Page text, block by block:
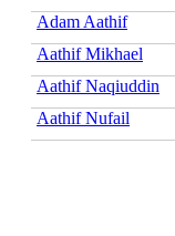
Adam Aathif
Aathif Mikhael
Aathif Naqiuddin
Aathif Nufail